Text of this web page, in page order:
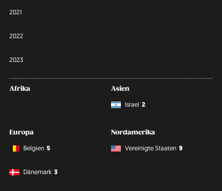
2021
2022
2023
Afrika
Asien
Israel 2
Europa
Belgien 5
Dänemark 3
Nordamerika
Vereinigte Staaten 9